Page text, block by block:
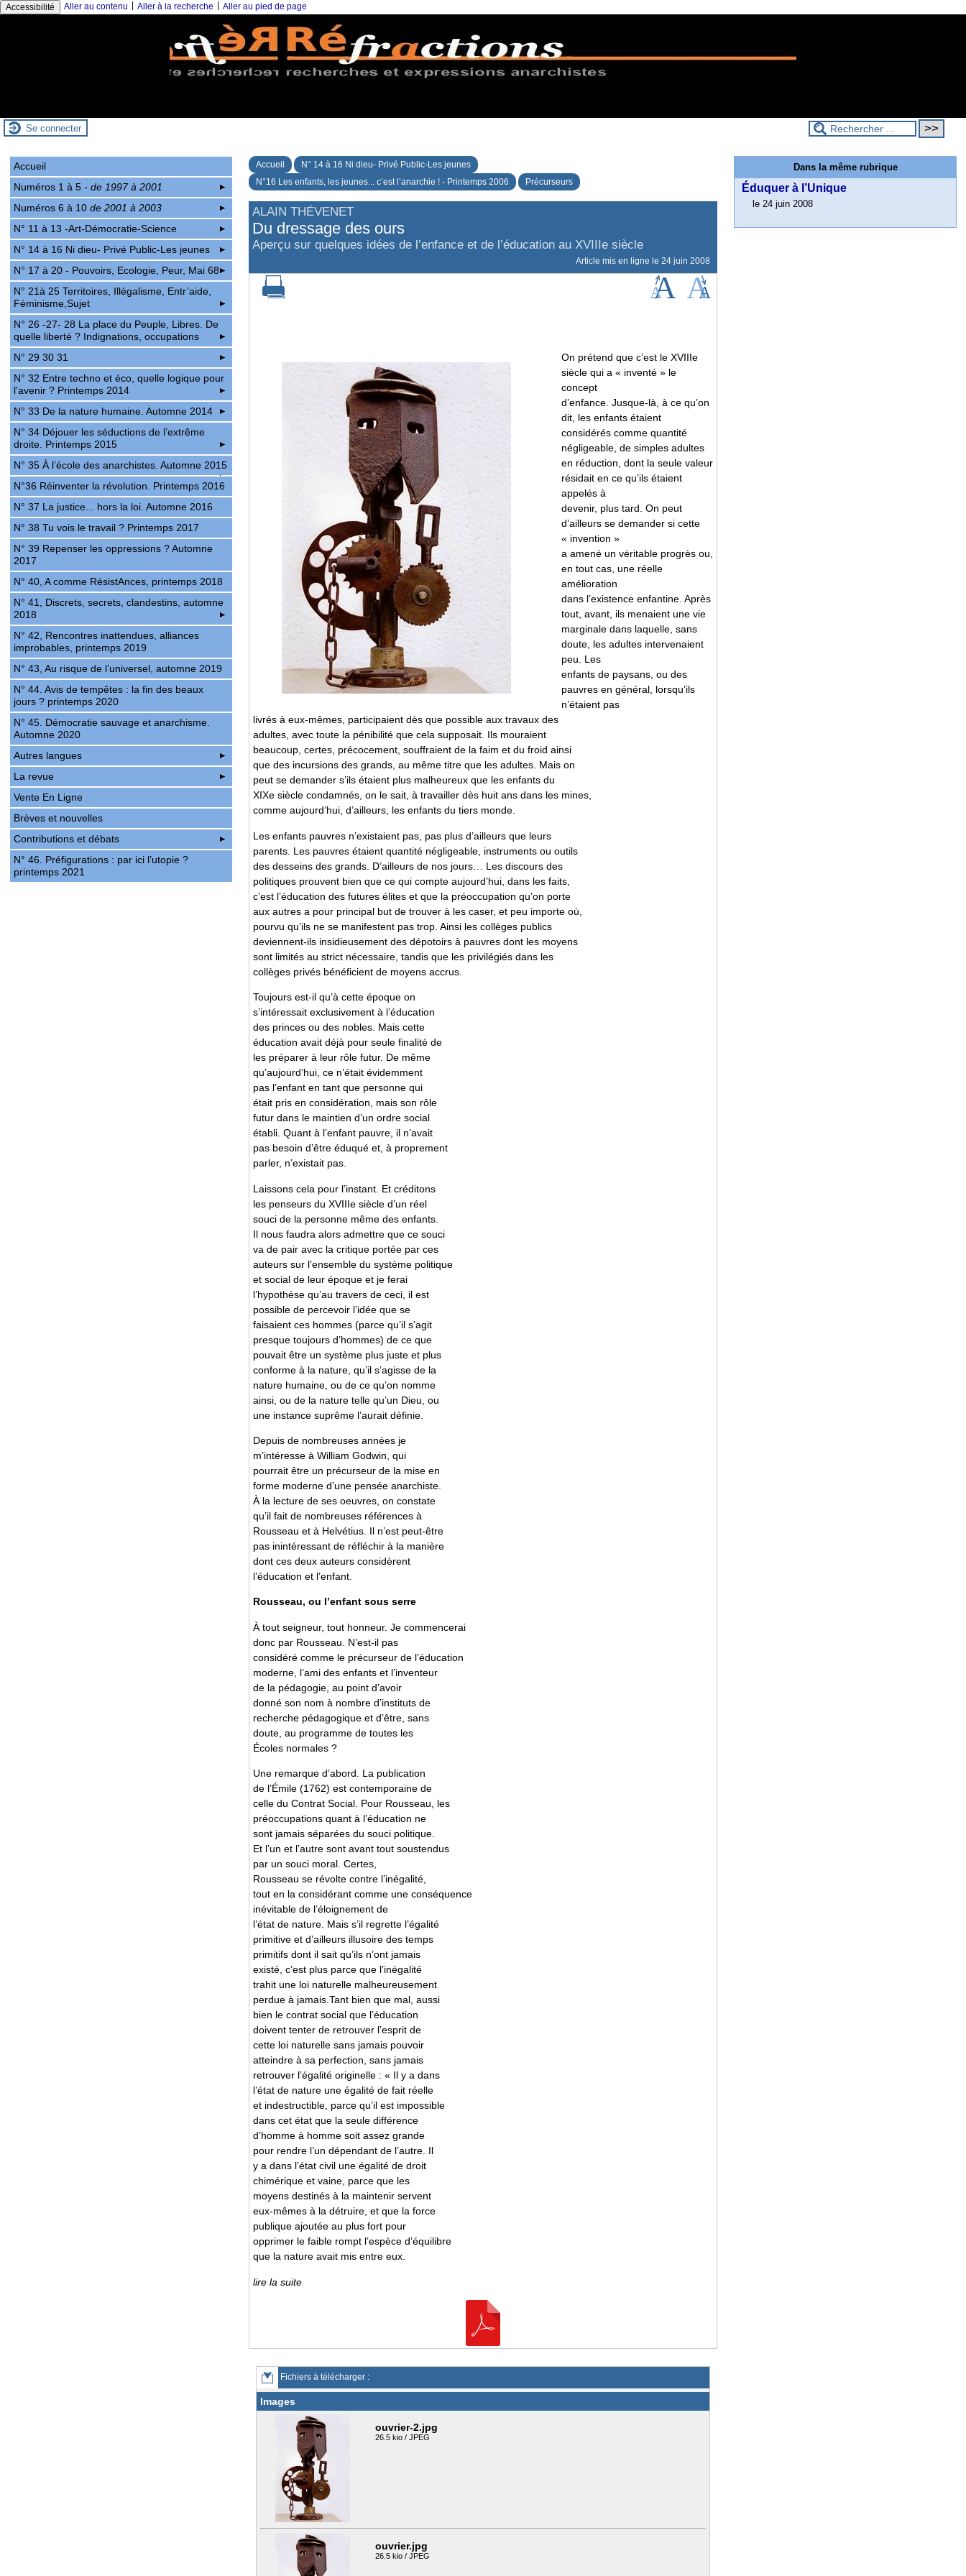
Accessibilité Aller au contenu Aller à la recherche Aller au pied de page
Se connecter
Accueil
N° 14 à 16 Ni dieu- Privé Public-Les jeunes
N°16 Les enfants, les jeunes... c’est l’anarchie ! - Printemps 2006
Précurseurs
ALAIN THÉVENET
Du dressage des ours
Aperçu sur quelques idées de l’enfance et de l’éducation au XVIIIe siècle
Article mis en ligne le 24 juin 2008
On prétend que c’est le XVIIIe
siècle qui a « inventé » le
concept
d’enfance. Jusque-là, à ce qu’on
dit, les enfants étaient
considérés comme quantité
négligeable, de simples adultes
en réduction, dont la seule valeur
résidait en ce qu’ils étaient
appelés à
devenir, plus tard. On peut
d’ailleurs se demander si cette
« invention »
a amené un véritable progrès ou,
en tout cas, une réelle
amélioration
dans l’existence enfantine. Après
tout, avant, ils menaient une vie
marginale dans laquelle, sans
doute, les adultes intervenaient
peu. Les
enfants de paysans, ou des
pauvres en général, lorsqu’ils
n’étaient pas
livrés à eux-mêmes, participaient dès que possible aux travaux des
adultes, avec toute la pénibilité que cela supposait. Ils mouraient
beaucoup, certes, précocement, souffraient de la faim et du froid ainsi
que des incursions des grands, au même titre que les adultes. Mais on
peut se demander s’ils étaient plus malheureux que les enfants du
XIXe siècle condamnés, on le sait, à travailler dès huit ans dans les mines,
comme aujourd’hui, d’ailleurs, les enfants du tiers monde.
Les enfants pauvres n’existaient pas, pas plus d’ailleurs que leurs
parents. Les pauvres étaient quantité négligeable, instruments ou outils
des desseins des grands. D’ailleurs de nos jours… Les discours des
politiques prouvent bien que ce qui compte aujourd’hui, dans les faits,
c’est l’éducation des futures élites et que la préoccupation qu’on porte
aux autres a pour principal but de trouver à les caser, et peu importe où,
pourvu qu’ils ne se manifestent pas trop. Ainsi les collèges publics
deviennent-ils insidieusement des dépotoirs à pauvres dont les moyens
sont limités au strict nécessaire, tandis que les privilégiés dans les
collèges privés bénéficient de moyens accrus.
Toujours est-il qu’à cette époque on
s’intéressait exclusivement à l’éducation
des princes ou des nobles. Mais cette
éducation avait déjà pour seule finalité de
les préparer à leur rôle futur. De même
qu’aujourd’hui, ce n’était évidemment
pas l’enfant en tant que personne qui
était pris en considération, mais son rôle
futur dans le maintien d’un ordre social
établi. Quant à l’enfant pauvre, il n’avait
pas besoin d’être éduqué et, à proprement
parler, n’existait pas.
Laissons cela pour l’instant. Et créditons
les penseurs du XVIIIe siècle d’un réel
souci de la personne même des enfants.
Il nous faudra alors admettre que ce souci
va de pair avec la critique portée par ces
auteurs sur l’ensemble du système politique
et social de leur époque et je ferai
l’hypothèse qu’au travers de ceci, il est
possible de percevoir l’idée que se
faisaient ces hommes (parce qu’il s’agit
presque toujours d’hommes) de ce que
pouvait être un système plus juste et plus
conforme à la nature, qu’il s’agisse de la
nature humaine, ou de ce qu’on nomme
ainsi, ou de la nature telle qu’un Dieu, ou
une instance suprême l’aurait définie.
Depuis de nombreuses années je
m’intéresse à William Godwin, qui
pourrait être un précurseur de la mise en
forme moderne d’une pensée anarchiste.
À la lecture de ses oeuvres, on constate
qu’il fait de nombreuses références à
Rousseau et à Helvétius. Il n’est peut-être
pas inintéressant de réfléchir à la manière
dont ces deux auteurs considèrent
l’éducation et l’enfant.
Rousseau, ou l’enfant sous serre
À tout seigneur, tout honneur. Je commencerai
donc par Rousseau. N’est-il pas
considéré comme le précurseur de l’éducation
moderne, l’ami des enfants et l’inventeur
de la pédagogie, au point d’avoir
donné son nom à nombre d’instituts de
recherche pédagogique et d’être, sans
doute, au programme de toutes les
Écoles normales ?
Une remarque d’abord. La publication
de l’Émile (1762) est contemporaine de
celle du Contrat Social. Pour Rousseau, les
préoccupations quant à l’éducation ne
sont jamais séparées du souci politique.
Et l’un et l’autre sont avant tout soustendus
par un souci moral. Certes,
Rousseau se révolte contre l’inégalité,
tout en la considérant comme une conséquence
inévitable de l’éloignement de
l’état de nature. Mais s’il regrette l’égalité
primitive et d’ailleurs illusoire des temps
primitifs dont il sait qu’ils n’ont jamais
existé, c’est plus parce que l’inégalité
trahit une loi naturelle malheureusement
perdue à jamais.Tant bien que mal, aussi
bien le contrat social que l’éducation
doivent tenter de retrouver l’esprit de
cette loi naturelle sans jamais pouvoir
atteindre à sa perfection, sans jamais
retrouver l’égalité originelle : « Il y a dans
l’état de nature une égalité de fait réelle
et indestructible, parce qu’il est impossible
dans cet état que la seule différence
d’homme à homme soit assez grande
pour rendre l’un dépendant de l’autre. Il
y a dans l’état civil une égalité de droit
chimérique et vaine, parce que les
moyens destinés à la maintenir servent
eux-mêmes à la détruire, et que la force
publique ajoutée au plus fort pour
opprimer le faible rompt l’espèce d’équilibre
que la nature avait mis entre eux.
lire la suite
Fichiers à télécharger :
Images
ouvrier-2.jpg
26.5 kio / JPEG
ouvrier.jpg
26.5 kio / JPEG
Accueil
Numéros 1 à 5- de 1997 à 2001
Numéros 6 à 10de 2001 à 2003
N° 11 à 13 -Art-Démocratie-Science
N° 14 à 16 Ni dieu- Privé Public-Les jeunes
N° 17 à 20 - Pouvoirs, Ecologie, Peur, Mai 68
N° 21à 25 Territoires, Illégalisme, Entr’aide,
Féminisme,Sujet
N° 26 -27- 28 La place du Peuple, Libres. De
quelle liberté ? Indignations, occupations
N° 29 30 31
N° 32 Entre techno et éco, quelle logique pour
l’avenir ? Printemps 2014
N° 33 De la nature humaine. Automne 2014
N° 34 Déjouer les séductions de l’extrême
droite. Printemps 2015
N° 35 À l’école des anarchistes. Automne 2015
N°36 Réinventer la révolution. Printemps 2016
N° 37 La justice... hors la loi. Automne 2016
N° 38 Tu vois le travail ? Printemps 2017
N° 39 Repenser les oppressions ? Automne
2017
N° 40, A comme RésistAnces, printemps 2018
N° 41, Discrets, secrets, clandestins, automne
2018
N° 42, Rencontres inattendues, alliances
improbables, printemps 2019
N° 43, Au risque de l’universel, automne 2019
N° 44. Avis de tempêtes : la fin des beaux
jours ? printemps 2020
N° 45. Démocratie sauvage et anarchisme.
Automne 2020
Autres langues
La revue
Vente En Ligne
Brèves et nouvelles
Contributions et débats
N° 46. Préfigurations : par ici l’utopie ?
printemps 2021
Dans la même rubrique
Éduquer à l’Unique
le 24 juin 2008